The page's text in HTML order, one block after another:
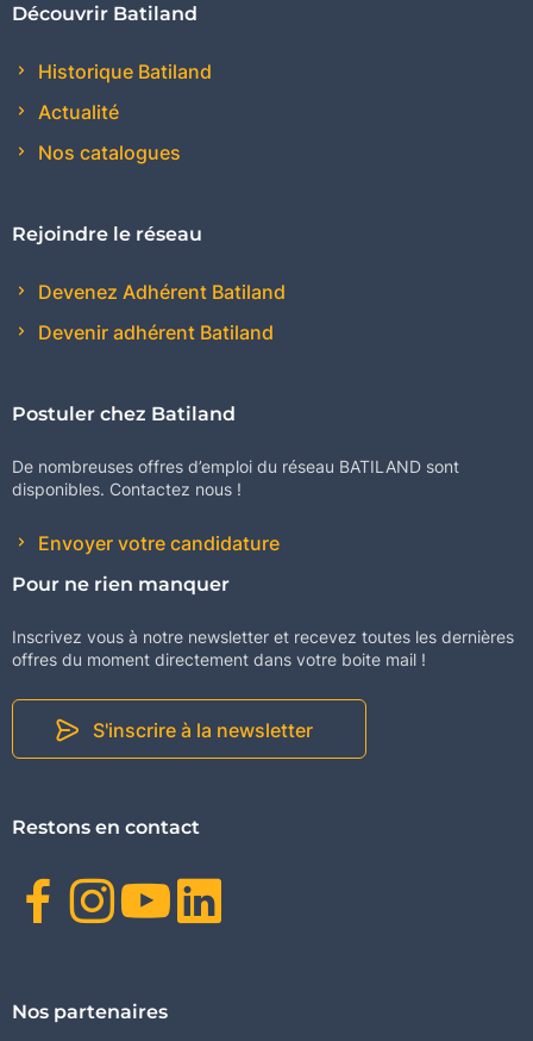
Découvrir Batiland
Historique Batiland
Actualité
Nos catalogues
Rejoindre le réseau
Devenez Adhérent Batiland
Devenir adhérent Batiland
Postuler chez Batiland
De nombreuses offres d’emploi du réseau BATILAND sont
disponibles. Contactez nous !
Envoyer votre candidature
Pour ne rien manquer
Inscrivez vous à notre newsletter et recevez toutes les dernières
offres du moment directement dans votre boite mail !
S'inscrire à la newsletter
Restons en contact
Facebook
Instagram
Youtube
Nos partenaires